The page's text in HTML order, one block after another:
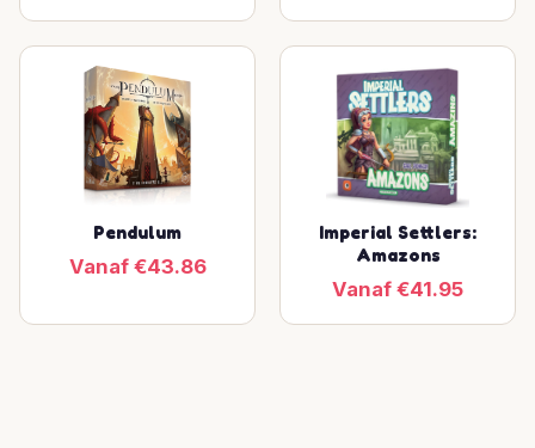
Pendulum
Vanaf €43.86
Imperial Settlers:
Amazons
Vanaf €41.95